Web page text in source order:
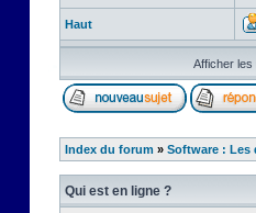
Haut
Afficher les
Index du forum » Software : Les
Qui est en ligne ?